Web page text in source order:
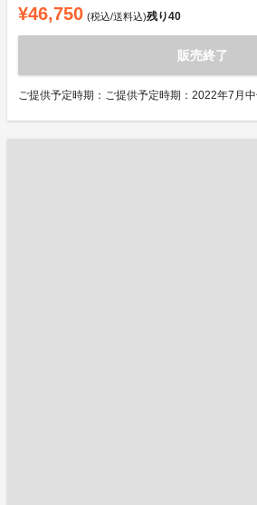
¥46,750 (税込/送料込)残り40
販売終了
ご提供予定時期：ご提供予定時期：2022年7月